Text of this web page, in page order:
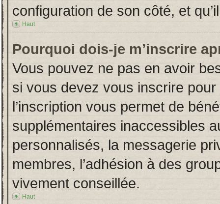
configuration de son côté, et
Haut
Pourquoi dois-je m’inscrire
Vous pouvez ne pas en avoir
si vous devez vous inscrire
l’inscription vous permet de
supplémentaires inaccessibles
personnalisés, la messagerie
membres, l’adhésion à des
vivement conseillée.
Haut